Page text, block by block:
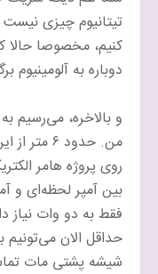
تیتانیوم چیزی نیست
کنیم، مخصوصا
دوباره به آلومینیوم
و بالاخره، می‌رسیم
من. حدود
روی پروژه هامر
بین آمپر لحظه‌ای و
فقط به دو وات نیاز
شیشه پشتی مات